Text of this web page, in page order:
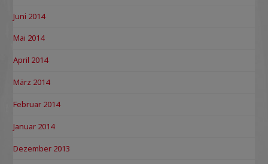
Juni 2014
Mai 2014
April 2014
März 2014
Februar 2014
Januar 2014
Dezember 2013